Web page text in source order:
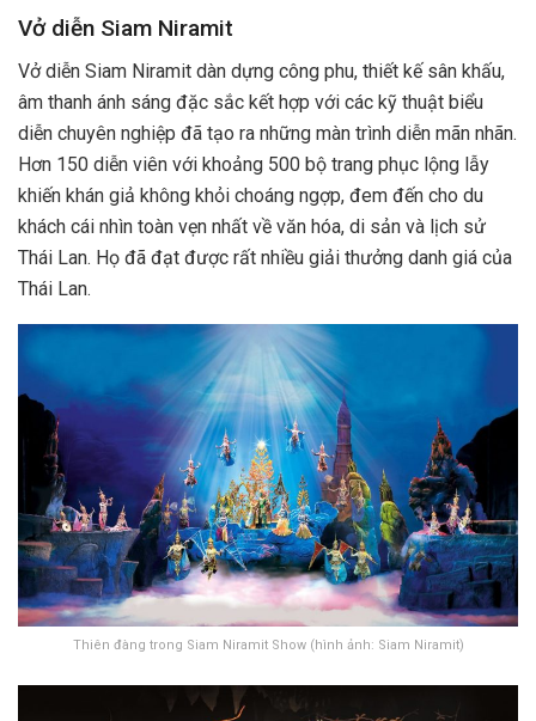
Vở diễn Siam Niramit
Vở diễn Siam Niramit dàn dựng công phu, thiết kế sân khấu,
âm thanh ánh sáng đặc sắc kết hợp với các kỹ thuật biểu
diễn chuyên nghiệp đã tạo ra những màn trình diễn mãn nhãn.
Hơn 150 diễn viên với khoảng 500 bộ trang phục lộng lẫy
khiến khán giả không khỏi choáng ngợp, đem đến cho du
khách cái nhìn toàn vẹn nhất về văn hóa, di sản và lịch sử
Thái Lan. Họ đã đạt được rất nhiều giải thưởng danh giá của
Thái Lan.
Thiên đàng trong Siam Niramit Show (hình ảnh: Siam Niramit)